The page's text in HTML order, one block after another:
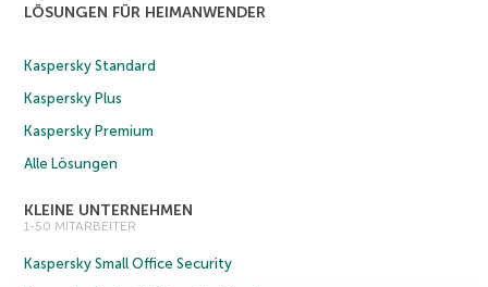
LÖSUNGEN FÜR HEIMANWENDER
Kaspersky Standard
Kaspersky Plus
Kaspersky Premium
Alle Lösungen
KLEINE UNTERNEHMEN
1-50 MITARBEITER
Kaspersky Small Office Security